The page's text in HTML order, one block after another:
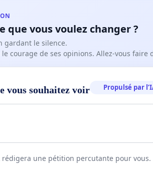
que vous voulez changer ?
gardant le silence.
courage de ses opinions. Allez-vous faire
vous souhaitez voir Propulsé par
rédigera une pétition percutante pour vous.